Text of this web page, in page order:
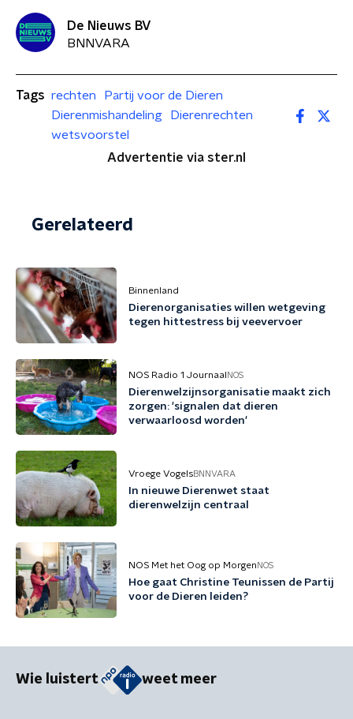
De Nieuws BV
BNNVARA
Tags rechten
Partij voor de Dieren
Dierenmishandeling
Dierenrechten
wetsvoorstel
Advertentie via ster.nl
Gerelateerd
Binnenland
Dierenorganisaties willen wetgeving
tegen hittestress bij veevervoer
NOS Radio 1 Journaal NOS
Dierenwelzijnsorganisatie maakt zich
zorgen: 'signalen dat dieren
verwaarloosd worden'
Vroege VogelsBNNVARA
In nieuwe Dierenwet staat
dierenwelzijn centraal
NOS Met het Oog op Morgen NOS
Hoe gaat Christine Teunissen de Partij
voor de Dieren leiden?
Wie luistert weet meer